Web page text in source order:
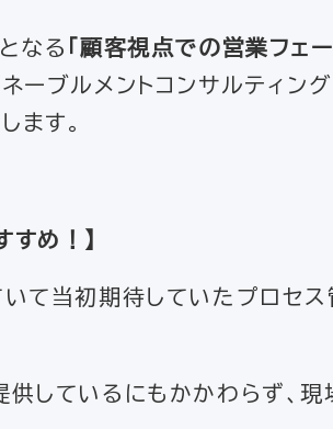
なる
「顧客視点での営業フェ
ーブルメントコンサルティン
ます。
すめ！ 】
て当初期待していたプロセ
しているにもかかわらず、